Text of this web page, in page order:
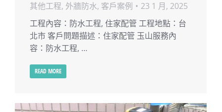
其他工程, 外牆防水, 客戶案例
23 1 月, 2025
工程內容：防水工程, 住家配管 工程地點：台
北市 客戶問題描述：住家配管 玉山服務內
容：防水工程, …
READ MORE